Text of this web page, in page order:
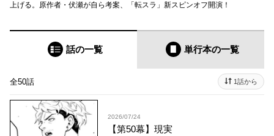
上げる。原作者・伏瀬が自ら考案、「転スラ」新スピンオフ開演！
話の一覧 単行本の一覧
全50話 1話から
2026/07/24
【第50幕】現実